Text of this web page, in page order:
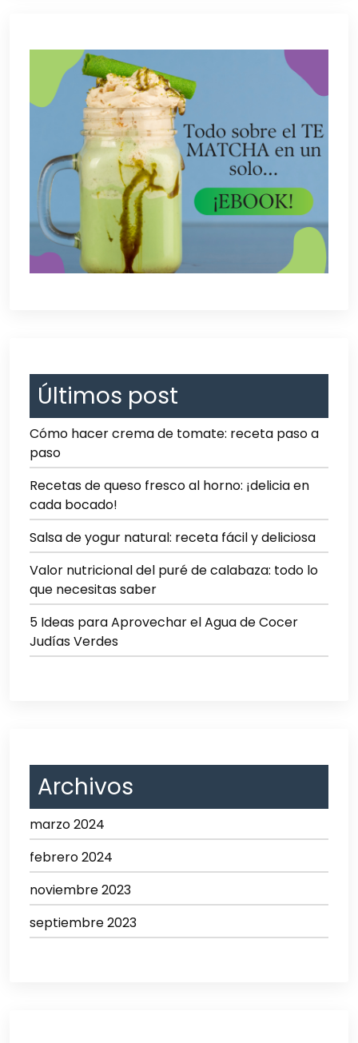
Últimos post
Cómo hacer crema de tomate: receta paso a
paso
Recetas de queso fresco al horno: ¡delicia en
cada bocado!
Salsa de yogur natural: receta fácil y deliciosa
Valor nutricional del puré de calabaza: todo lo
que necesitas saber
5 Ideas para Aprovechar el Agua de Cocer
Judías Verdes
Archivos
marzo 2024
febrero 2024
noviembre 2023
septiembre 2023